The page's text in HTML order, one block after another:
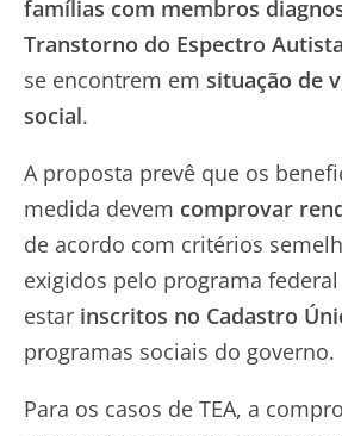
famílias com membros
Transtorno do Espectro
se encontrem em situação de
social.
A proposta prevê que os
medida devem comprovar
de acordo com critérios
exigidos pelo programa federal
estar inscritos no Cadastro
programas sociais do governo.
Para os casos de TEA, a